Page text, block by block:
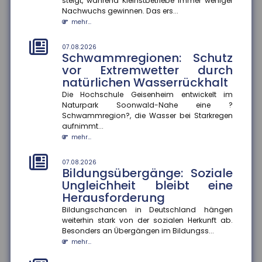
Nachwuchs gewinnen. Das ers...
mehr...
07.08.2026
Schwammregionen: Schutz
vor Extremwetter durch
natürlichen Wasserrückhalt
Die Hochschule Geisenheim entwickelt im
Naturpark Soonwald-Nahe eine ?
Schwammregion?, die Wasser bei Starkregen
aufnimmt...
mehr...
07.08.2026
Bildungsübergänge: Soziale
Ungleichheit bleibt eine
Herausforderung
Bildungschancen in Deutschland hängen
weiterhin stark von der sozialen Herkunft ab.
Besonders an Übergängen im Bildungss...
mehr...
07.08.2026
Homeoffice: Zufriedenheit
hängt von der Passgenauigkeit
Hybride Arbeitsmodelle entsprechen am ehesten den
Bedürfnissen der Beschäftigten. Weichen die
tatsächlichen Homeoffice-R...
mehr...
07.08.2026
Selbstgeschenke: Deutsche
geben fast 2.000 Euro pro Jahr
für sich selbst aus
rund 1.993 Euro für Selbstgeschenke auf. Besonders
beliebt sind Kleid...
mehr...
04.08.2026
Digitalisierung und
Flexibilisierung im
Führerscheinerwerb